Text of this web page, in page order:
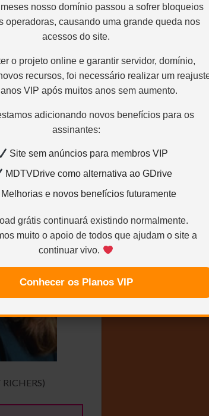
nosso domínio passou a sofrer bloqueios
operadoras, causando uma grande queda nos
acessos do site.
o projeto online e garantir servidor, domínio,
recursos, foi necessário realizar um
VIP após muitos anos sem aumento.
adicionando novos benefícios para os
assinantes:
Site sem anúncios para membros VIP
MDTVDrive como alternativa ao GDrive
Melhorias e novos benefícios futuramente
grátis continuará existindo normalmente.
muito o apoio de todos que ajudam o site a
continuar vivo.
Conhecer os Planos VIP